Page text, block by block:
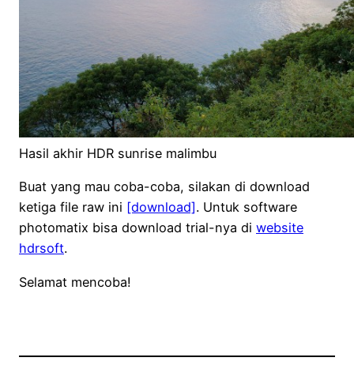
Hasil akhir HDR sunrise malimbu
Buat yang mau coba-coba, silakan di download
ketiga file raw ini [download]. Untuk software
photomatix bisa download trial-nya di website
hdrsoft.
Selamat mencoba!